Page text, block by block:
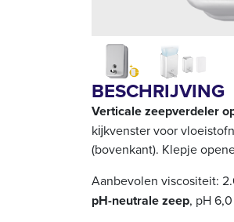
BESCHRIJVING
Verticale zeepverdeler
kĳkvenster voor
(bovenkant). Klepje
Aanbevolen viscositeit:
pH-neutrale zeep, pH